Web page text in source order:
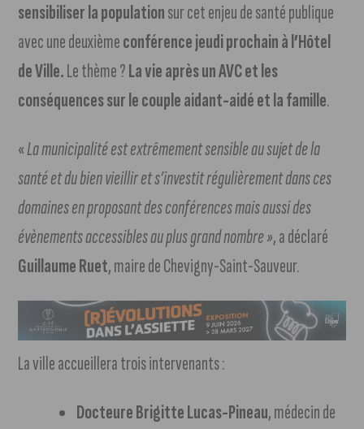
sensibiliser la populationsur cet enjeu de santé publique
avec une deuxièmeconférence jeudi prochain à l’Hôtel
de Ville.Le thème ?La vie après un AVC et les
conséquences sur le couple aidant-aidé et la famille.
«La municipalité est extrêmement sensible au sujet de la
santé et du bien vieillir et s’investit régulièrement dans ces
domaines en proposant des conférences mais aussi des
évènements accessibles au plus grand nombre », a déclaré
Guillaume Ruet, maire de Chevigny-Saint-Sauveur.
La ville accueillera trois intervenants :
Docteure Brigitte Lucas-Pineau, médecin de